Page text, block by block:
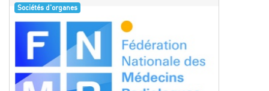
Sociétés d'organes